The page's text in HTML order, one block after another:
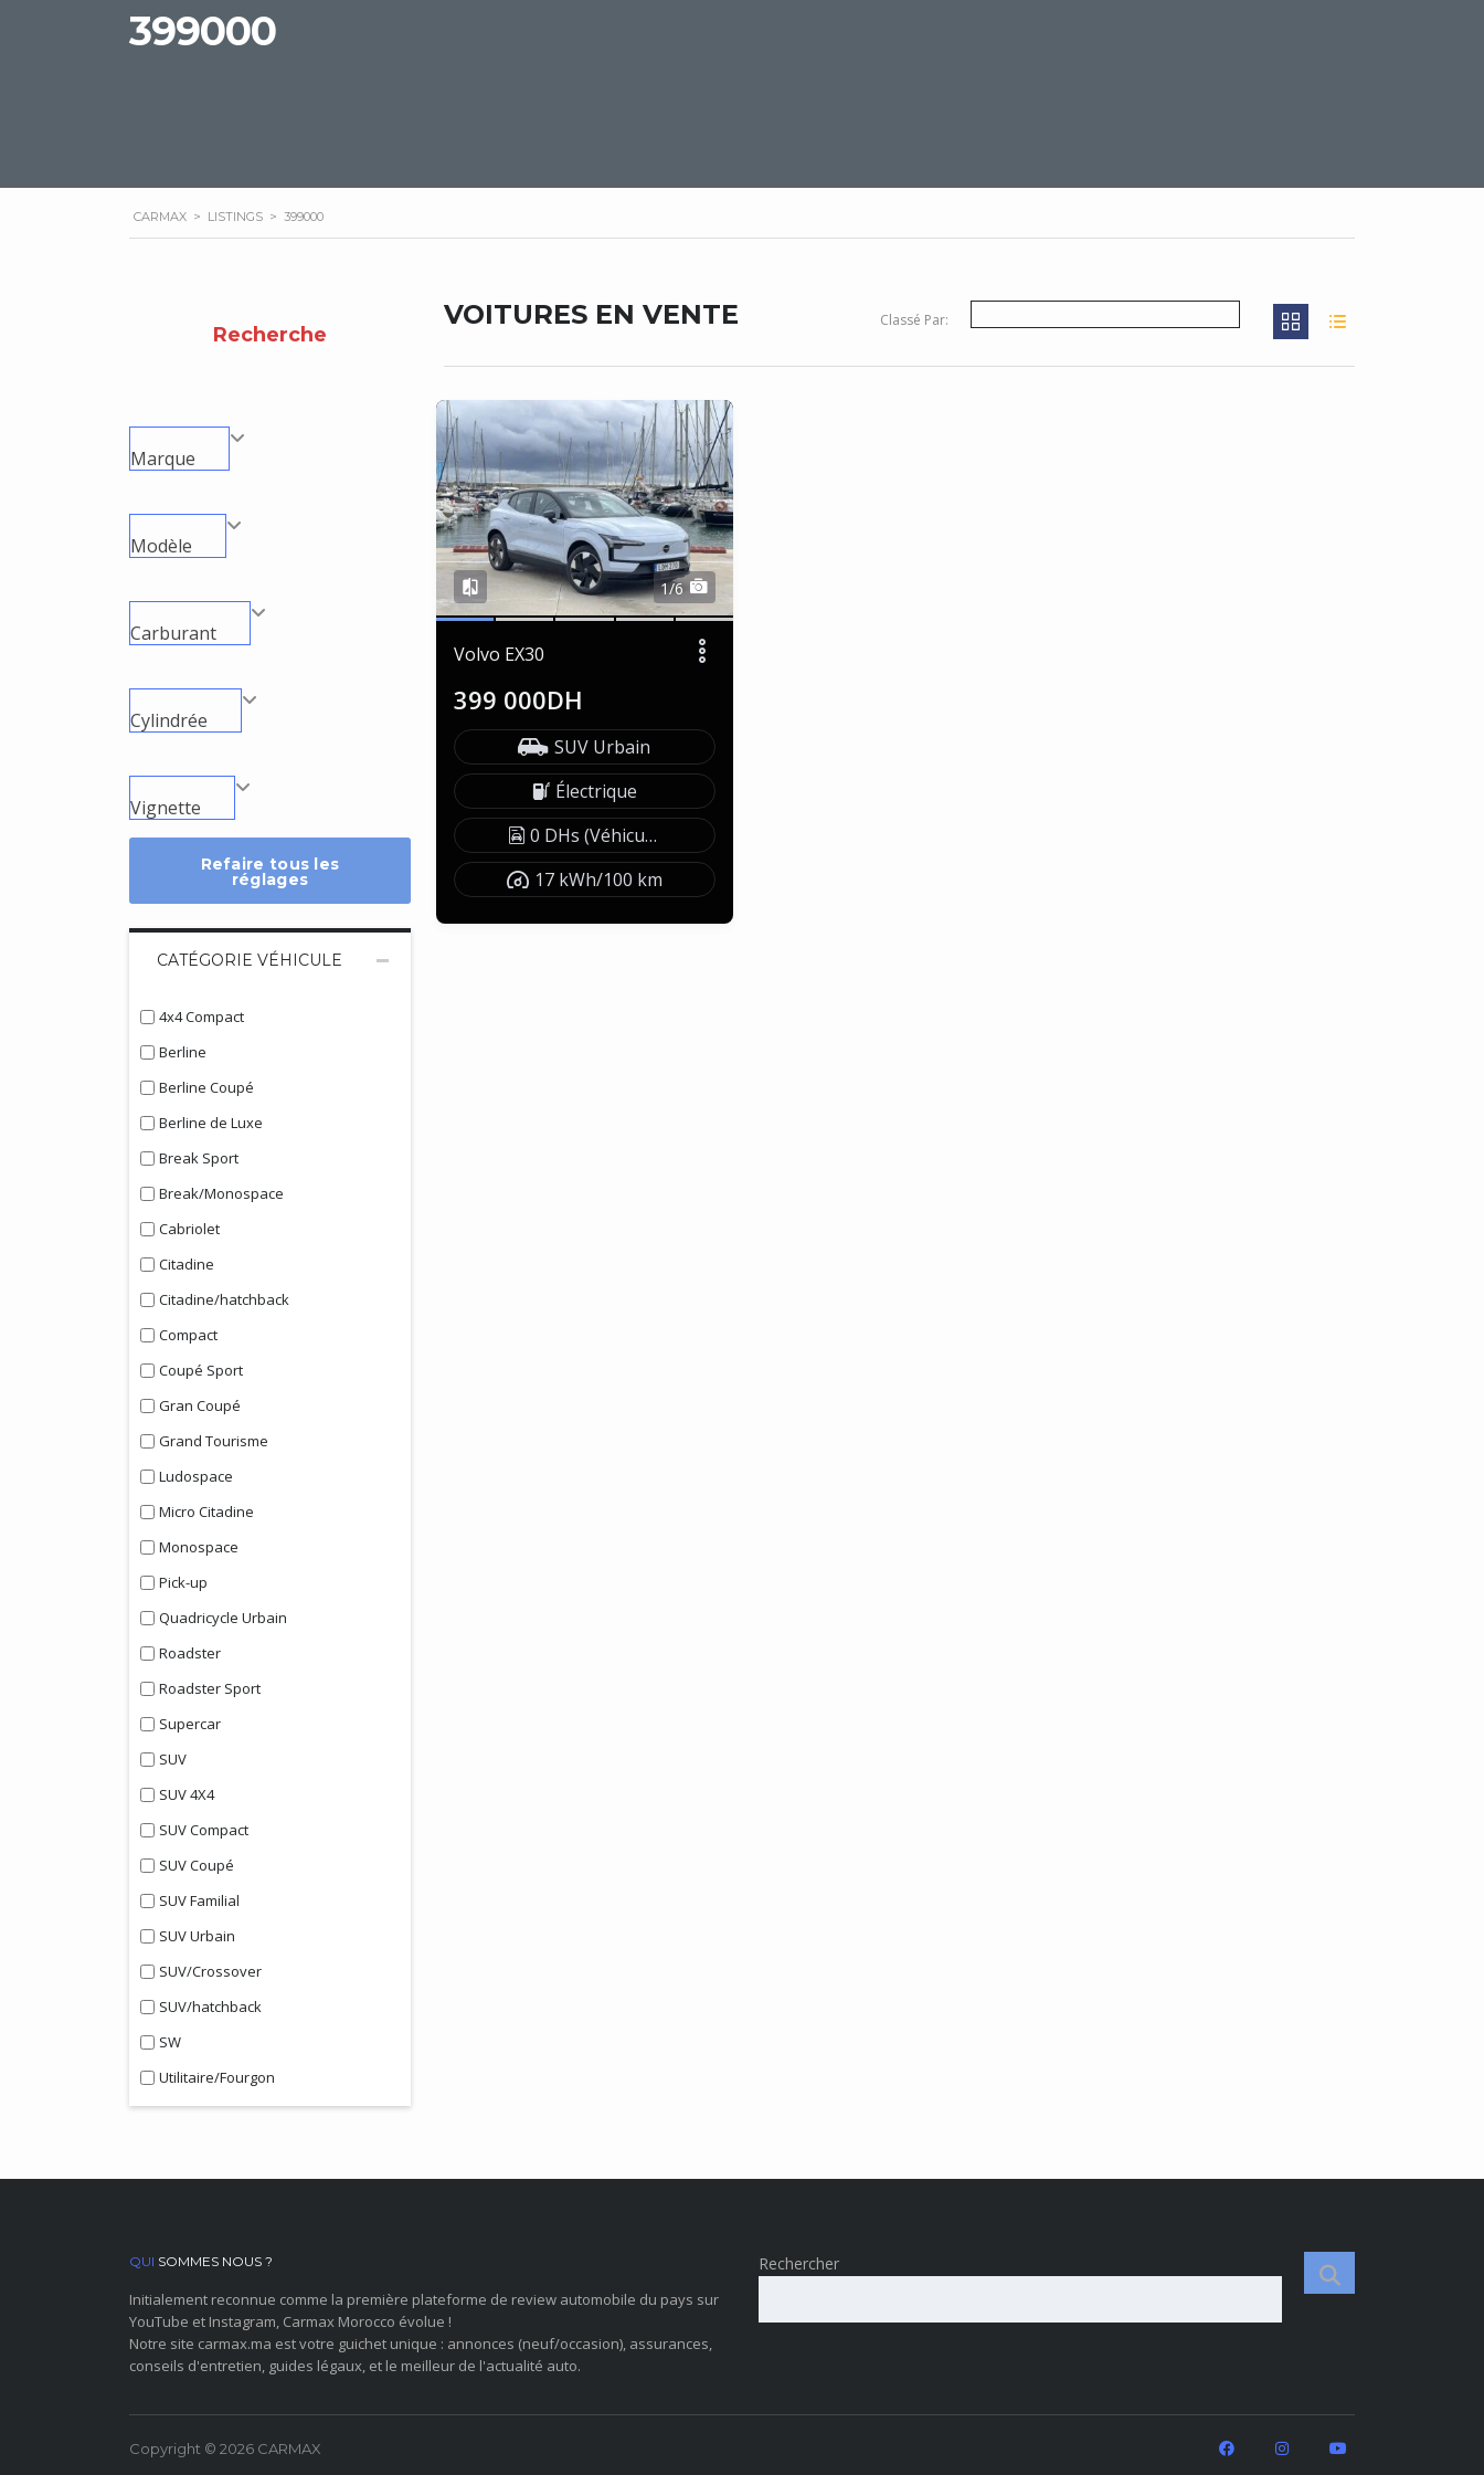
399000
CARMAX > LISTINGS > 399000
Recherche
Marque
Modèle
Carburant
Cylindrée
Vignette
Refaire tous les
réglages
CATÉGORIE VÉHICULE
4x4 Compact
Berline
Berline Coupé
Berline de Luxe
Break Sport
Break/Monospace
Cabriolet
Citadine
Citadine/hatchback
Compact
Coupé Sport
Gran Coupé
Grand Tourisme
Ludospace
Micro Citadine
Monospace
Pick-up
Quadricycle Urbain
Roadster
Roadster Sport
Supercar
SUV
SUV 4X4
SUV Compact
SUV Coupé
SUV Familial
SUV Urbain
SUV/Crossover
SUV/hatchback
SW
Utilitaire/Fourgon
VOITURES EN VENTE Classé Par:
1/6
Volvo EX30
399 000DH
SUV Urbain
Électrique
0 DHs (Véhicule exonéré)
17 kWh/100 km
QUI SOMMES NOUS ?
Initialement reconnue comme la première plateforme de review automobile du pays sur
YouTube et Instagram, Carmax Morocco évolue !
Notre site carmax.ma est votre guichet unique : annonces (neuf/occasion), assurances,
conseils d'entretien, guides légaux, et le meilleur de l'actualité auto.
Rechercher
Copyright © 2026 CARMAX